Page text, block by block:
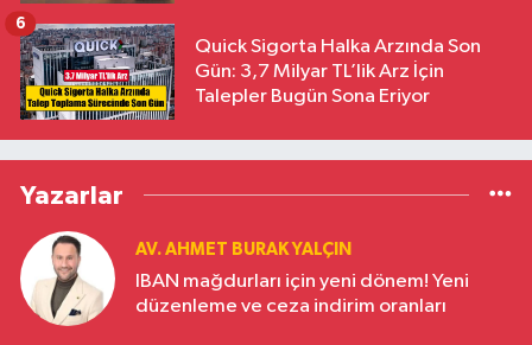
Quick Sigorta Halka Arzında Son
Gün: 3,7 Milyar TL’lik Arz İçin
Talepler Bugün Sona Eriyor
6
Yazarlar
AV. AHMET BURAK YALÇIN
IBAN mağdurları için yeni dönem! Yeni
düzenleme ve ceza indirim oranları